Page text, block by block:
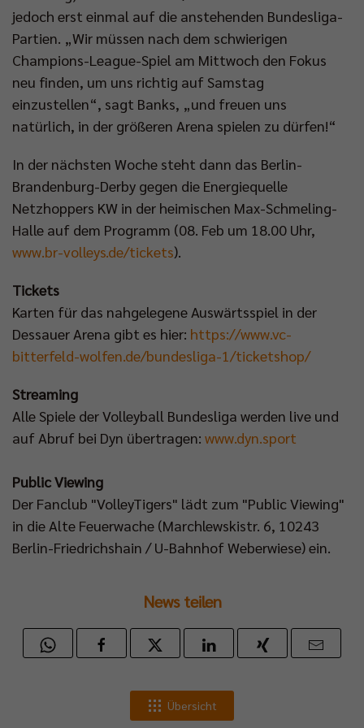
jedoch erst einmal auf die anstehenden Bundesliga-
Partien. „Wir müssen nach dem schwierigen
Champions-League-Spiel am Mittwoch den Fokus
neu finden, um uns richtig auf Samstag
einzustellen“, sagt Banks, „und freuen uns
natürlich, in der größeren Arena spielen zu dürfen!“
In der nächsten Woche steht dann das Berlin-
Brandenburg-Derby gegen die Energiequelle
Netzhoppers KW in der heimischen Max-Schmeling-
Halle auf dem Programm (08. Feb um 18.00 Uhr,
www.br-volleys.de/tickets).
Tickets
Karten für das nahgelegene Auswärtsspiel in der
Dessauer Arena gibt es hier: https://www.vc-
bitterfeld-wolfen.de/bundesliga-1/ticketshop/
Streaming
Alle Spiele der Volleyball Bundesliga werden live und
auf Abruf bei Dyn übertragen: www.dyn.sport
Public Viewing
Der Fanclub "VolleyTigers" lädt zum "Public Viewing"
in die Alte Feuerwache (Marchlewskistr. 6, 10243
Berlin-Friedrichshain / U-Bahnhof Weberwiese) ein.
News teilen
Übersicht